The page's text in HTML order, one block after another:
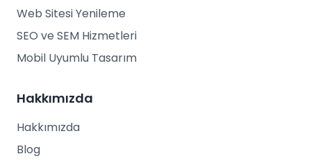
Web Sitesi Yenileme
SEO ve SEM Hizmetleri
Mobil Uyumlu Tasarım
Hakkımızda
Hakkımızda
Blog